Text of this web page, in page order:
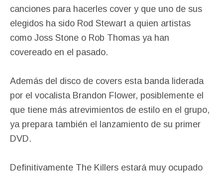
canciones para hacerles cover y que uno de sus
elegidos ha sido Rod Stewart a quien artistas
como Joss Stone o Rob Thomas ya han
covereado en el pasado.
Además del disco de covers esta banda liderada
por el vocalista Brandon Flower, posiblemente el
que tiene más atrevimientos de estilo en el grupo,
ya prepara también el lanzamiento de su primer
DVD.
Definitivamente The Killers estará muy ocupado